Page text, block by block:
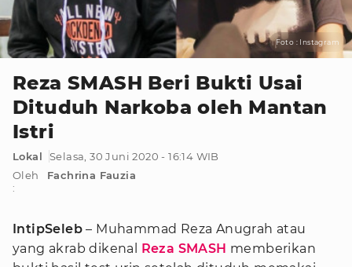
Foto : Instagram
Reza SMASH Beri Bukti Usai
Dituduh Narkoba oleh Mantan
Istri
Lokal
Selasa, 30 Juni 2020 - 16:14 WIB
Oleh
:
Fachrina Fauzia
IntipSeleb – Muhammad Reza Anugrah atau
yang akrab dikenal Reza SMASH memberikan